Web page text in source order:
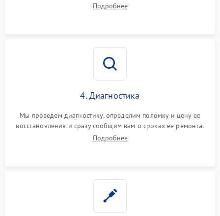
Подробнее
4. Диагностика
Мы проведем диагностику, определим поломку и цену ее
восстановления и сразу сообщим вам о сроках ее ремонта.
Подробнее